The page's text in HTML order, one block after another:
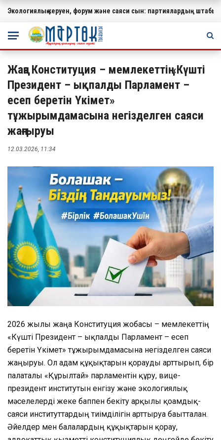
МАҢЫЗДЫ
Экологиялық керуен, форум және саяси сын: партиялардың
Жаңа Конституция – мемлекеттің «Күшті
Президент – ықпалды Парламент –
есеп беретін Үкімет»
тұжырымдамасына негізделген саяси
жаңғыруы
12.03.2026, 11:34
2026 жылғы жаңа Конституция жобасы – мемлекеттің
«Күшті Президент – ықпалды Парламент – есеп
беретін Үкімет» тұжырымдамасына негізделген саяси
жаңғыруы. Ол адам құқықтарын қорғауды арттырып, бір
палаталы «Құрылтай» парламентін құру, вице-
президент институтын енгізу және экологиялық
мәселелерді жеке баппен бекіту арқылы қоғамдық-
саяси институттардың тиімділігін арттыруға бағытталған.
Әйелдер мен балалардың құқықтарын қорғау,